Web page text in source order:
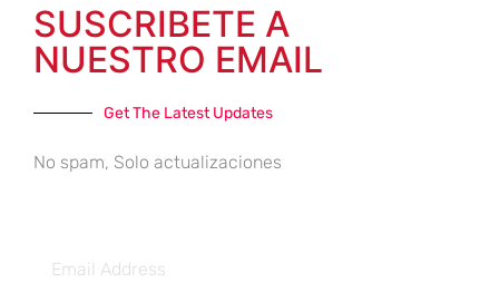
SUSCRIBETE A
NUESTRO EMAIL
Get The Latest Updates
No spam, Solo actualizaciones